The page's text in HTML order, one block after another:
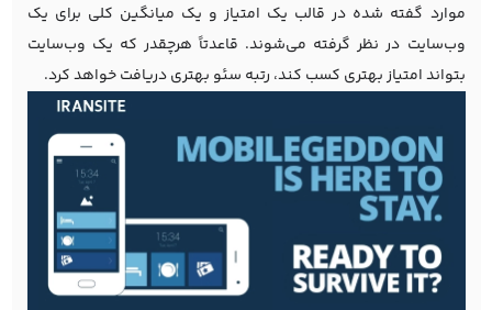
موارد گفته شده در قالب یک امتیاز و یک میانگین کلی برای یک
وب‌سایت در نظر گرفته می‌شوند. قاعدتاً هرچقدر که یک وب‌سایت
بتواند امتیاز بهتری کسب کند، رتبه سئو بهتری دریافت خواهد کرد.